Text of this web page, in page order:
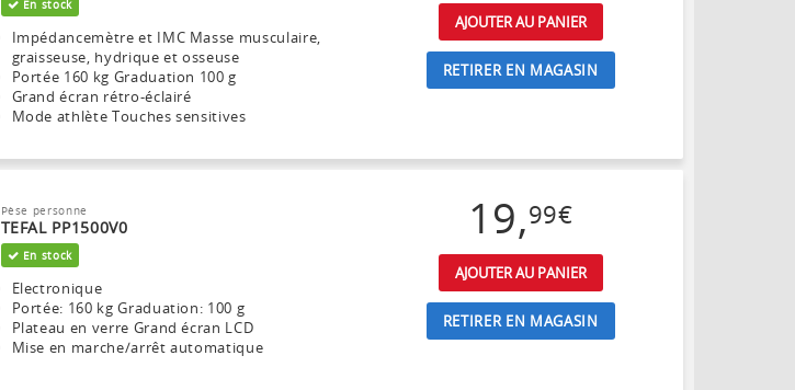
En stock
Impédancemètre et IMC Masse musculaire,
graisseuse, hydrique et osseuse
Portée 160 kg Graduation 100 g
Grand écran rétro-éclairé
Mode athlète Touches sensitives
AJOUTER AU PANIER
RETIRER EN MAGASIN
Pèse personne
TEFAL PP1500V0
En stock
Electronique
Portée: 160 kg Graduation: 100 g
Plateau en verre Grand écran LCD
Mise en marche/arrêt automatique
19,99€
AJOUTER AU PANIER
RETIRER EN MAGASIN